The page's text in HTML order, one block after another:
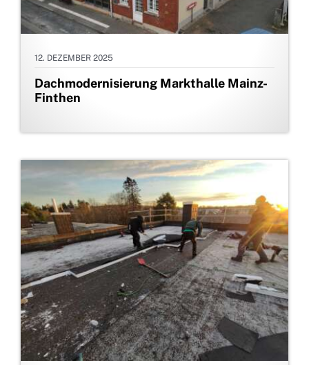
12. DEZEMBER 2025
Dachmodernisierung Markthalle Mainz-
Finthen